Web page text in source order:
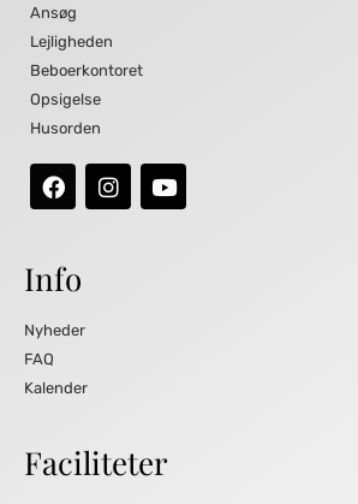
Ansøg
Lejligheden
Beboerkontoret
Opsigelse
Husorden
Info
Nyheder
FAQ
Kalender
Faciliteter